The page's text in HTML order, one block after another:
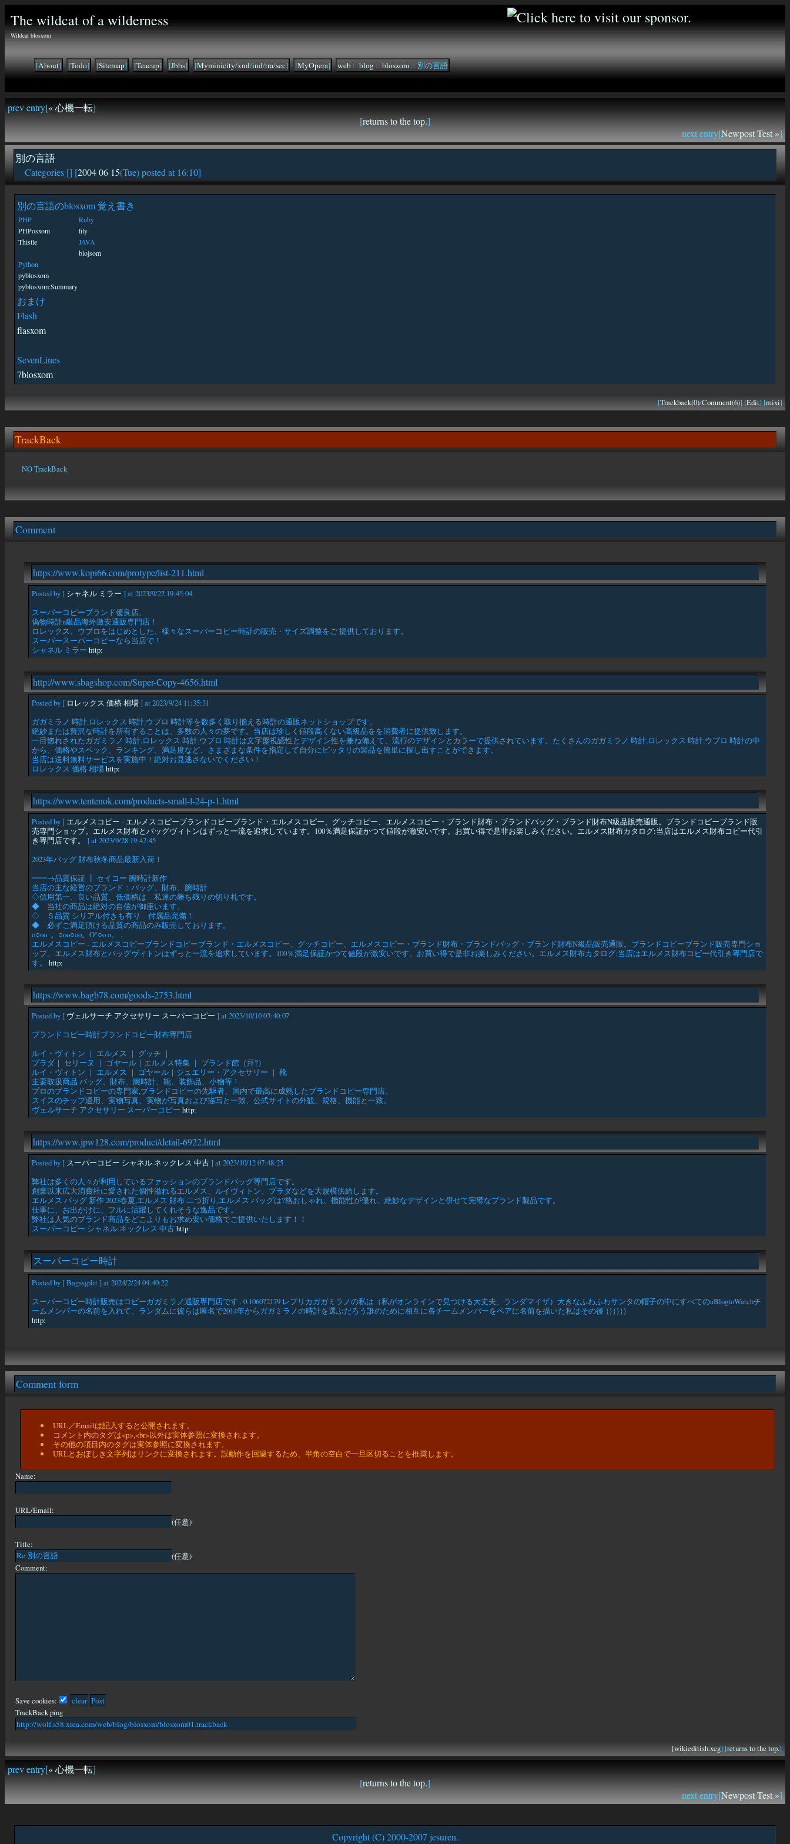
The wildcat of a wilderness
Wildcat blosxom
[About] [Todo] [Sitemap] [Teacup] [Jbbs] [Myminicity/xml/ind/tra/sec] [MyOpera] web :: blog :: blosxom :: 別の言語
prev entry[« 心機一転]
[returns to the top.]
next entry[Newpost Test »]
別の言語
Categories [] [2004 06 15(Tue) posted at 16:10]
別の言語のblosxom 覚え書き
PHP
PHPosxom
Thistle
Python
pyblosxom
pyblosxom:Summary
Ruby
lily
JAVA
blojsom
おまけ
Flash
flasxom
SevenLines
7blosxom
[Trackback(0)/Comment(6)] [Edit] [mixi]
TrackBack
NO TrackBack
Comment
https://www.kopi66.com/protype/list-211.html
Posted by [ シャネル ミラー ] at 2023/9/22 19:45:04
スーパーコピーブランド優良店、
偽物時計n級品海外激安通販専門店！
ロレックス、ウブロをはじめとした、様々なスーパーコピー時計の販売・サイズ調整をご 提供しております。
スーパースーパーコピーなら当店で！
シャネル ミラー http:
http://www.sbagshop.com/Super-Copy-4656.html
Posted by [ ロレックス 価格 相場] at 2023/9/24 11:35:31
ガガミラノ 時計,ロレックス 時計,ウブロ 時計等を数多く取り揃える時計の通販ネットショップです。
絶妙または贅沢な時計を所有することは、多数の人々の夢です。当店は珍しく値段高くない高級品をを消費者に提供致します。
一目惚れされたガガミラノ 時計,ロレックス 時計,ウブロ 時計は文字盤視認性とデザイン性を兼ね備えて、流行のデザインとカラーで提供されています。たくさんのガガミラノ 時計,ロレックス 時計,ウブロ 時計の中
から、価格やスペック、ランキング、満足度など、さまざまな条件を指定して自分にピッタリの製品を簡単に探し出すことができます。
当店は送料無料サービスを実施中！絶対お見逃さないでください！
ロレックス 価格 相場http:
https://www.tentenok.com/products-small-l-24-p-1.html
Posted by [ エルメスコピー - エルメスコピーブランドコピーブランド・エルメスコピー、グッチコピー、エルメスコピー・ブランド財布・ブランドバッグ・ブランド財布N級品販売通販。ブランドコピーブランド販
売専門ショップ。エルメス財布とバッグヴィトンはずっと一流を追求しています。100％満足保証かつて値段が激安いです。お買い得で是非お楽しみください。エルメス財布カタログ:当店はエルメス財布コピー代引
き専門店です。
] at 2023/9/28 19:42:45
2023年バッグ 財布秋冬商品最新入荷！
━━→品質保証 ┃ セイコー 腕時計新作
当店の主な経営のブランド：バッグ、財布、腕時計
◇信用第一、良い品質、低価格は 私達の勝ち残りの切り札です。
◆ 当社の商品は絶対の自信が御座います。
◇ Ｓ品質 シリアル付きも有り 付属品完備！
◆ 必ずご満足頂ける品質の商品のみ販売しております。
o○oo. 。○oo○oo。O°○o o。 .
エルメスコピー - エルメスコピーブランドコピーブランド・エルメスコピー、グッチコピー、エルメスコピー・ブランド財布・ブランドバッグ・ブランド財布N級品販売通販。ブランドコピーブランド販売専門ショ
ップ。エルメス財布とバッグヴィトンはずっと一流を追求しています。100％満足保証かつて値段が激安いです。お買い得で是非お楽しみください。エルメス財布カタログ:当店はエルメス財布コピー代引き専門店で
す。 http:
https://www.bagb78.com/goods-2753.html
Posted by [ ヴェルサーチ アクセサリー スーパーコピー ] at 2023/10/10 03:40:07
ブランドコピー時計ブランドコピー財布専門店
ルイ・ヴィトン ｜ エルメス ｜ グッチ ｜
プラダ｜ セリーヌ ｜ ゴヤール｜エルメス特集 ｜ ブランド館（拜?）
ルイ・ヴィトン ｜ エルメス ｜ ゴヤール｜ジュエリー・アクセサリー ｜ 靴
主要取扱商品 バッグ、財布、腕時計、靴、装飾品、小物等！
プロのブランドコピーの専門家,ブランドコピーの先駆者、国内で最高に成熟したブランドコピー専門店。
スイスのチップ適用、実物写真、実物が写真および描写と一致、公式サイトの外観、規格、機能と一致。
ヴェルサーチ アクセサリー スーパーコピー http:
https://www.jpw128.com/product/detail-6922.html
Posted by [ スーパーコピー シャネル ネックレス 中古] at 2023/10/12 07:48:25
弊社は多くの人々が利用しているファッションのブランドバッグ専門店です。
創業以来広大消費社に愛された個性溢れるエルメス、ルイヴィトン、プラダなどを大規模供給します。
エルメス バッグ 新作 2023春夏,エルメス 財布 二つ折り,エルメス バッグは?格おしゃれ、機能性が優れ、絶妙なデザインと併せて完璧なブランド製品です。
仕事に、お出かけに、フルに活躍してくれそうな逸品です。
弊社は人気のブランド商品をどこよりもお求め安い価格でご提供いたします！！
スーパーコピー シャネル ネックレス 中古http:
スーパーコピー時計
Posted by [ Bagssjplit ] at 2024/2/24 04:40:22
スーパーコピー時計販売はコピーガガミラノ通販専門店です . 0.106072179 レプリカガガミラノの私は（私がオンラインで見つける大丈夫、ランダマイザ）大きなふわふわサンタの帽子の中にすべてのaBlogtoWatchチ
ームメンバーの名前を入れて、ランダムに彼らは匿名で2014年からガガミラノの時計を選ぶだろう誰のために相互に各チームメンバーをペアに名前を描いた私はその後 }}}}}}
http:
Comment form
URL／Emailは記入すると公開されます。
コメント内のタグは<p>,<br>以外は実体参照に変換されます。
その他の項目内のタグは実体参照に変換されます。
URLとおぼしき文字列はリンクに変換されます。誤動作を回避するため、半角の空白で一旦区切ることを推奨します。
Name:
URL/Email:
(任意)
Title:
(任意)
Comment:
Save cookies:
TrackBack ping
[wikieditish.xcg] [returns to the top.]
prev entry[« 心機一転]
[returns to the top.]
next entry[Newpost Test »]
Copyright (C) 2000-2007 jesuren.